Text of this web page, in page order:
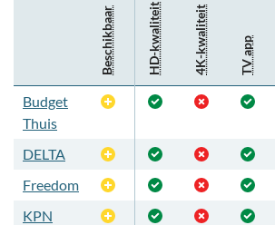
Beschikbaar HD-kwaliteit 4K-kwaliteit TV app
Budget
Thuis
Optioneel
DELTA
Optioneel
Freedom
Optioneel
KPN
Optioneel